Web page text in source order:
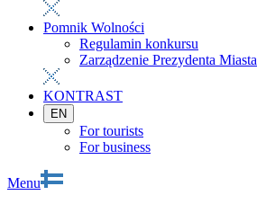
Pomnik Wolności
Regulamin konkursu
Zarządzenie Prezydenta Miasta
KONTRAST
EN
For tourists
For business
Menu